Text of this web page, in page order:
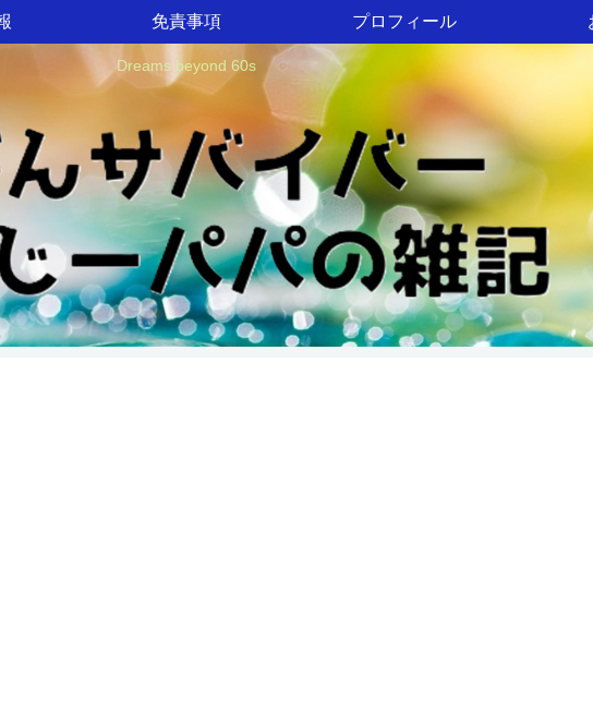
Dreams beyond 60s
免責事項 プロフィール